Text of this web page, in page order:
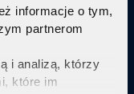
informacje o tym,
partnerom
i analizą, którzy
które im